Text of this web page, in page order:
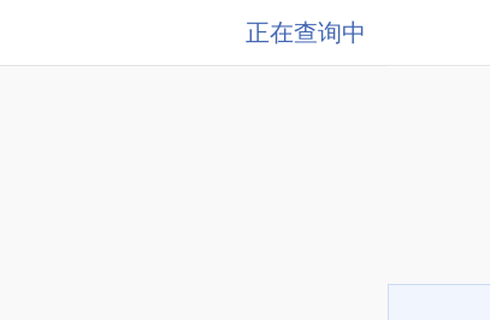
正在查询中